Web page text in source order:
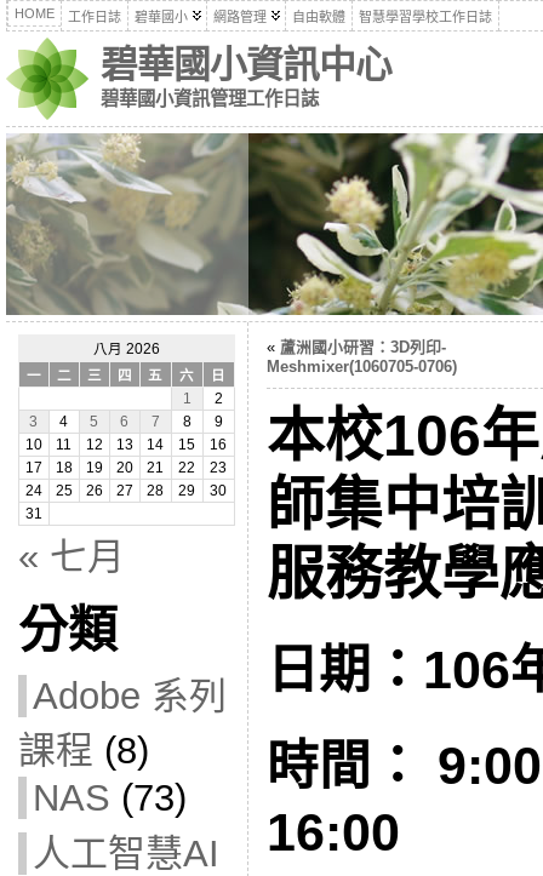
HOME 工作日誌 碧華國小 網路管理 自由軟體 智慧學習學校工作日誌
碧華國小資訊中心
碧華國小資訊管理工作日誌
八月 2026
一
二 三 四 五 六
日
1
2
3
4 5 6 7 8
9
10
11 12 13 14 15
16
17
18 19 20 21 22
23
24
25 26 27 28 29
30
31
« 七月
分類
Adobe 系列
課程 (8)
NAS (73)
人工智慧AI
« 蘆洲國小研習：3D列印-
Meshmixer(1060705-0706)
本校106
師集中培
服務教學
日期：106
時間：
16:00